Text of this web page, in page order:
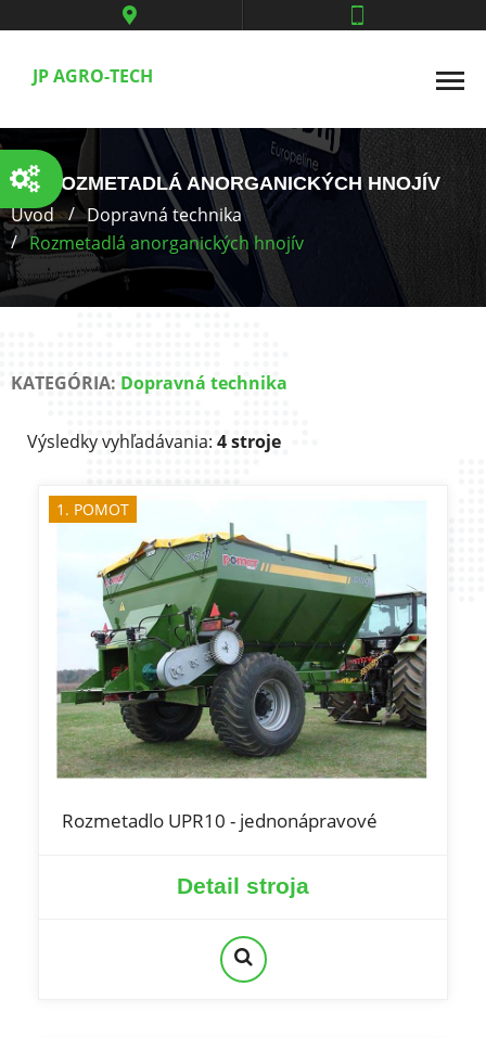
JP AGRO-TECH
ROZMETADLÁ ANORGANICKÝCH HNOJÍV
Úvod
Dopravná technika
Rozmetadlá anorganických hnojív
KATEGÓRIA: Dopravná technika
Výsledky vyhľadávania: 4 stroje
1. POMOT
Rozmetadlo UPR10 - jednonápravové
Detail stroja